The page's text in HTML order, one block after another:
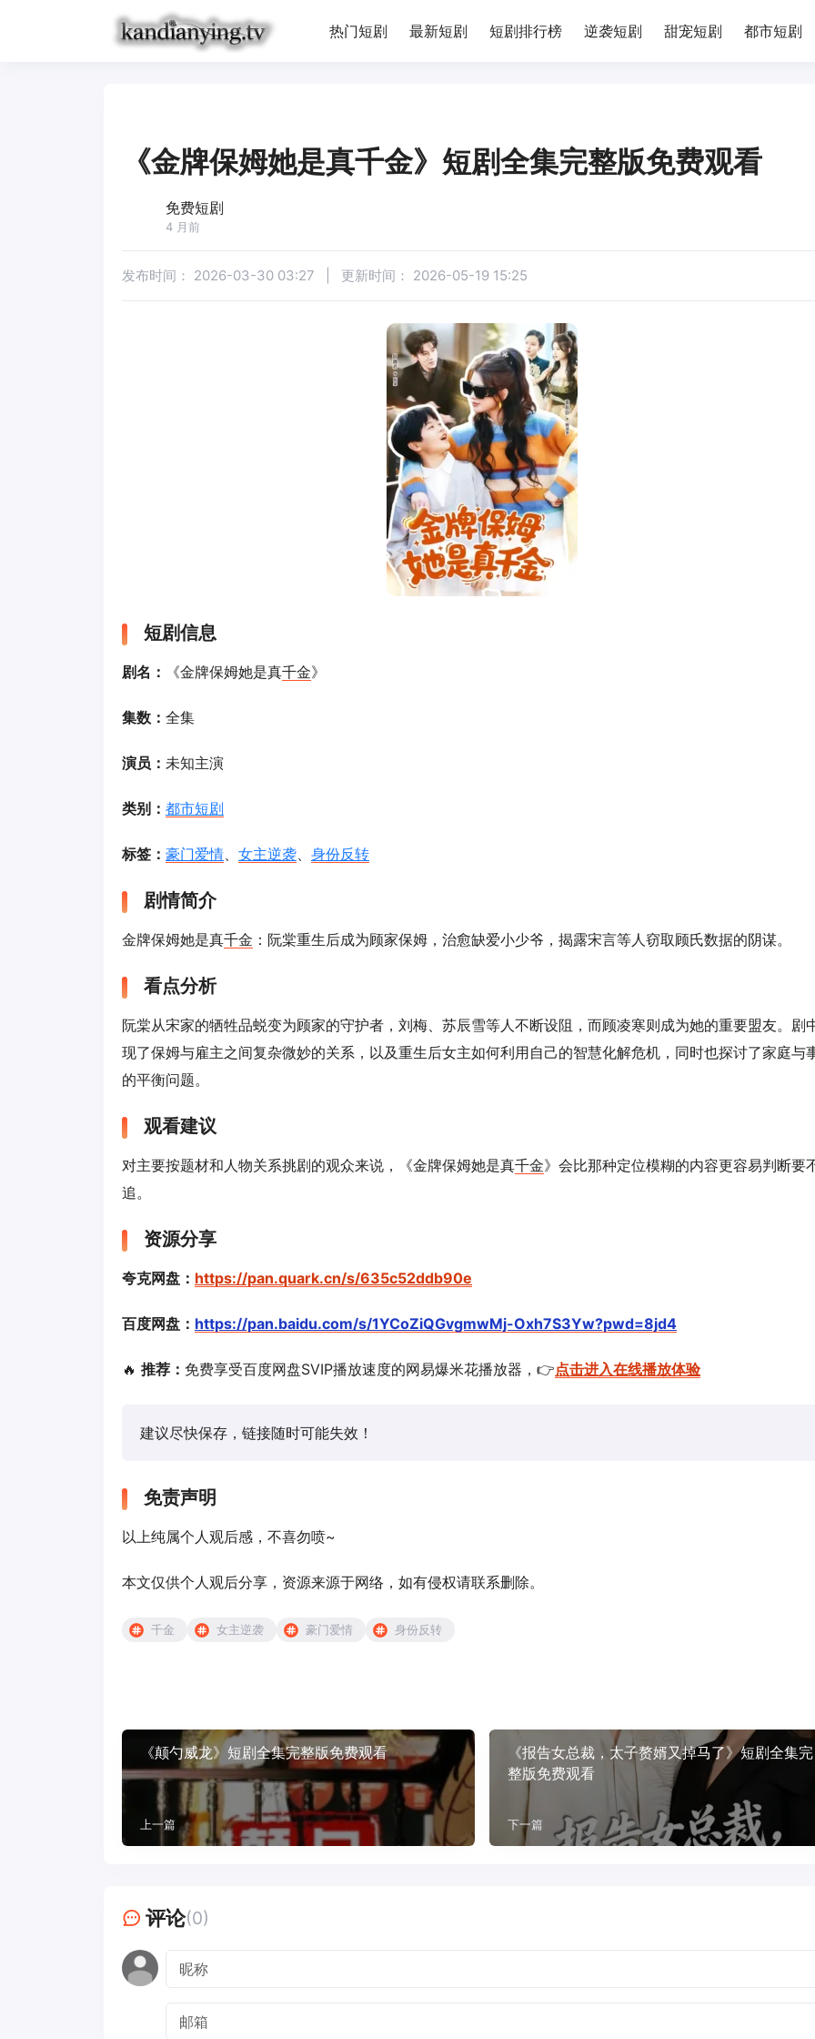
热门短剧 最新短剧 短剧排行榜 逆袭短剧 甜宠短剧 都市短剧
《金牌保姆她是真千金》短剧全集完整版免费观看
免费短剧
4 月前
发布时间： 2026-03-30 03:27 更新时间： 2026-05-19 15:25
短剧信息
剧名： 《金牌保姆她是真千金》
集数： 全集
演员： 未知主演
类别： 都市短剧
标签： 豪门爱情、 女主逆袭、 身份反转
剧情简介
金牌保姆她是真千金 ：阮棠重生后成为顾家保姆，治愈缺爱小少爷，揭露宋言等人窃取顾氏数据的阴谋。
看点分析
阮棠从宋家的牺牲品蜕变为顾家的守护者，刘梅、苏辰雪等人不断设阻，而顾凌寒则成为她的重要盟友。剧
现了保姆与雇主之间复杂微妙的关系，以及重生后女主如何利用自己的智慧化解危机，同时也探讨了家庭与
的平衡问题。
观看建议
对主要按题材和人物关系挑剧的观众来说，《金牌保姆她是真千金》会比那种定位模糊的内容更容易判断要
追。
资源分享
夸克网盘： https://pan.quark.cn/s/635c52ddb90e
百度网盘： https://pan.baidu.com/s/1YCoZiQGvgmwMj-Oxh7S3Yw?pwd=8jd4
🔥 推荐： 免费享受百度网盘SVIP播放速度的网易爆米花播放器，👉点击进入在线播放体验
建议尽快保存，链接随时可能失效！
免责声明
以上纯属个人观后感，不喜勿喷~
本文仅供个人观后分享，资源来源于网络，如有侵权请联系删除。
千金 女主逆袭 豪门爱情 身份反转
《颠勺威龙》短剧全集完整版免费观看
上一篇
《报告女总裁，太子赘婿又掉马了》短剧全集完
整版免费观看
下一篇
评论(0)